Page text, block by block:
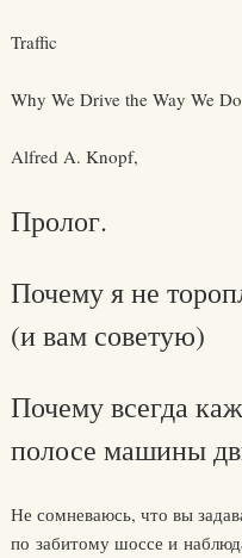
Traffic
Why We Drive the Way We
Alfred A. Knopf,
Пролог.
Почему я не
(и вам советую)
Почему всегда
полосе машины
Не сомневаюсь, что вы
по забитому шоссе и